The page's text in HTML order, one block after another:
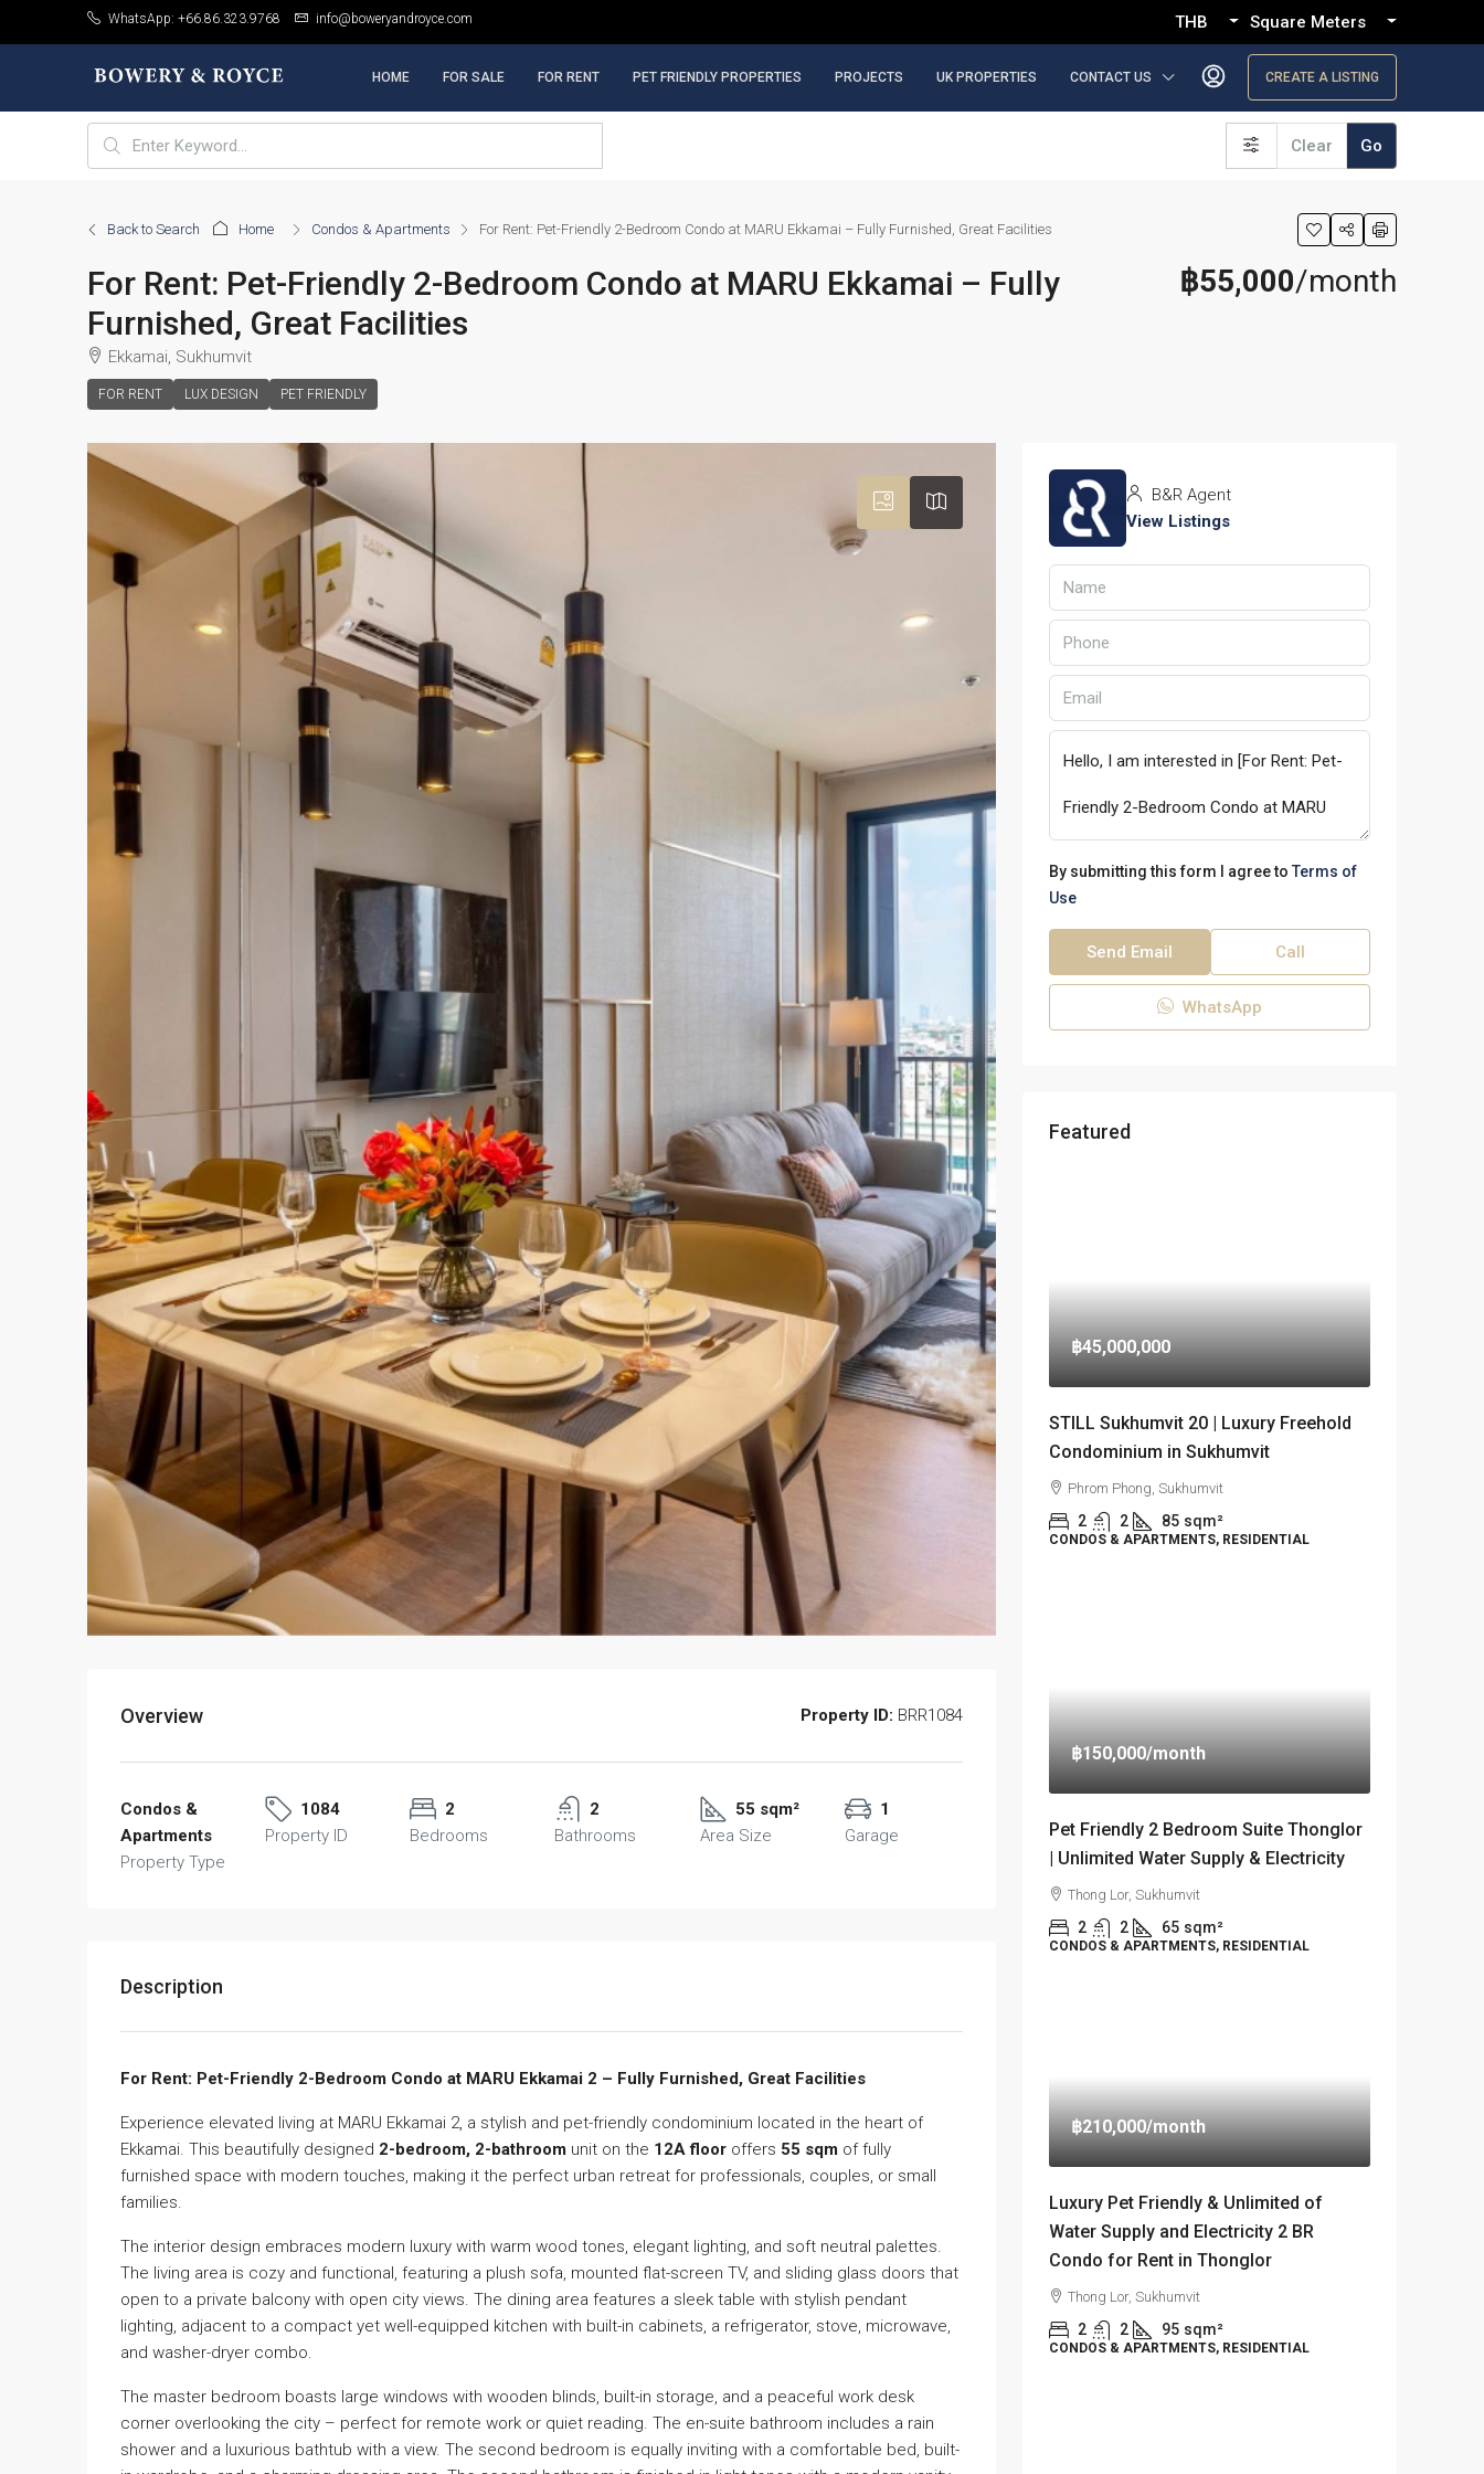
WhatsApp: +66.86.323.9768 info@boweryandroyce.com THB Square Meters
HOME FOR SALE FOR RENT PET FRIENDLY PROPERTIES PROJECTS UK PROPERTIES CONTACT US CREATE A LISTING
Clear Go
Back to Search Home Condos & Apartments For Rent: Pet-Friendly 2-Bedroom Condo at MARU Ekkamai – Fully Furnished, Great Facilities
For Rent: Pet-Friendly 2-Bedroom Condo at MARU Ekkamai – Fully
Furnished, Great Facilities
Ekkamai, Sukhumvit
FOR RENT LUX DESIGN PET FRIENDLY
฿55,000/month
Overview Property ID: BRR1084
Condos &
Apartments
Property Type
1084
Property ID
2
Bedrooms
2
Bathrooms
55 sqm²
Area Size
1
Garage
Description
For Rent: Pet-Friendly 2-Bedroom Condo at MARU Ekkamai 2 – Fully Furnished, Great Facilities
Experience elevated living at MARU Ekkamai 2, a stylish and pet-friendly condominium located in the heart of
Ekkamai. This beautifully designed 2-bedroom, 2-bathroom unit on the 12A floor offers 55 sqm of fully
furnished space with modern touches, making it the perfect urban retreat for professionals, couples, or small
families.
The interior design embraces modern luxury with warm wood tones, elegant lighting, and soft neutral palettes.
The living area is cozy and functional, featuring a plush sofa, mounted flat-screen TV, and sliding glass doors that
open to a private balcony with open city views. The dining area features a sleek table with stylish pendant
lighting, adjacent to a compact yet well-equipped kitchen with built-in cabinets, a refrigerator, stove, microwave,
and washer-dryer combo.
The master bedroom boasts large windows with wooden blinds, built-in storage, and a peaceful work desk
corner overlooking the city – perfect for remote work or quiet reading. The en-suite bathroom includes a rain
shower and a luxurious bathtub with a view. The second bedroom is equally inviting with a comfortable bed, built-
B&R Agent
View Listings
By submitting this form I agree to Terms of
Use
Send Email Call
WhatsApp
Featured
฿45,000,000
STILL Sukhumvit 20 | Luxury Freehold
Condominium in Sukhumvit
Phrom Phong, Sukhumvit
2 2 85 sqm²
CONDOS & APARTMENTS, RESIDENTIAL
฿150,000/month
Pet Friendly 2 Bedroom Suite Thonglor
| Unlimited Water Supply & Electricity
Thong Lor, Sukhumvit
2 2 65 sqm²
CONDOS & APARTMENTS, RESIDENTIAL
฿210,000/month
Luxury Pet Friendly & Unlimited of
Water Supply and Electricity 2 BR
Condo for Rent in Thonglor
Thong Lor, Sukhumvit
2 2 95 sqm²
CONDOS & APARTMENTS, RESIDENTIAL